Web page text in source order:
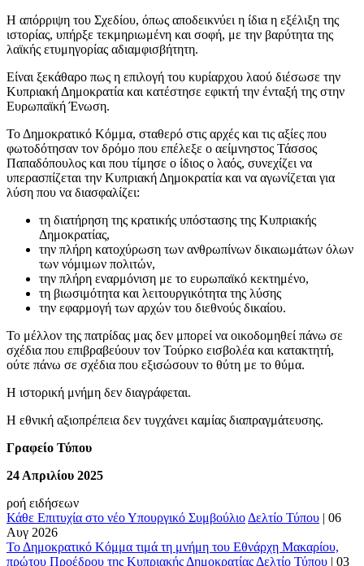
Η απόρριψη του Σχεδίου, όπως αποδεικνύει η ίδια η εξέλιξη της
ιστορίας, υπήρξε τεκμηριωμένη και σοφή, με την βαρύτητα της
λαϊκής ετυμηγορίας αδιαμφισβήτητη.
Είναι ξεκάθαρο πως η επιλογή του κυρίαρχου λαού διέσωσε την
Κυπριακή Δημοκρατία και κατέστησε εφικτή την ένταξή της στην
Ευρωπαϊκή Ένωση.
Το Δημοκρατικό Κόμμα, σταθερό στις αρχές και τις αξίες που
φωτοδότησαν τον δρόμο που επέλεξε ο αείμνηστος Τάσσος
Παπαδόπουλος και που τίμησε ο ίδιος ο λαός, συνεχίζει να
υπερασπίζεται την Κυπριακή Δημοκρατία και να αγωνίζεται για
λύση που να διασφαλίζει:
τη διατήρηση της κρατικής υπόστασης της Κυπριακής
Δημοκρατίας,
την πλήρη κατοχύρωση των ανθρωπίνων δικαιωμάτων όλων
των νόμιμων πολιτών,
την πλήρη εναρμόνιση με το ευρωπαϊκό κεκτημένο,
τη βιωσιμότητα και λειτουργικότητα της λύσης
την εφαρμογή των αρχών του διεθνούς δικαίου.
Το μέλλον της πατρίδας μας δεν μπορεί να οικοδομηθεί πάνω σε
σχέδια που επιβραβεύουν τον Τούρκο εισβολέα και κατακτητή,
ούτε πάνω σε σχέδια που εξισώσουν το θύτη με το θύμα.
Η ιστορική μνήμη δεν διαγράφεται.
Η εθνική αξιοπρέπεια δεν τυγχάνει καμίας διαπραγμάτευσης.
Γραφείο Τύπου
24 Απριλίου 2025
ροή ειδήσεων
Κάθε Επιτυχία στο νέο Υπουργικό Συμβούλιο Δελτίο Τύπου | 06
Αυγ 2026
Το Δημοκρατικό Κόμμα τιμά τη μνήμη του Εθνάρχη Μακαρίου,
πρώτου Προέδρου της Κυπριακής Δημοκρατίας Δελτίο Τύπου | 03